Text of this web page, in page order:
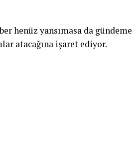
henüz yansımasa da gündeme
atacağına işaret ediyor.